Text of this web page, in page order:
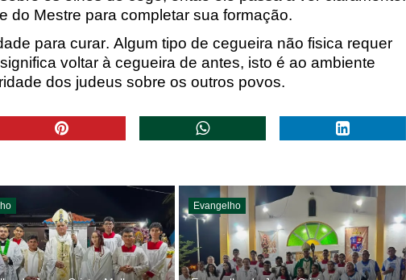
do Mestre para completar sua formação.
para curar. Algum tipo de cegueira não fisica requer
voltar à cegueira de antes, isto é ao ambiente
dos judeus sobre os outros povos.
Evangelho